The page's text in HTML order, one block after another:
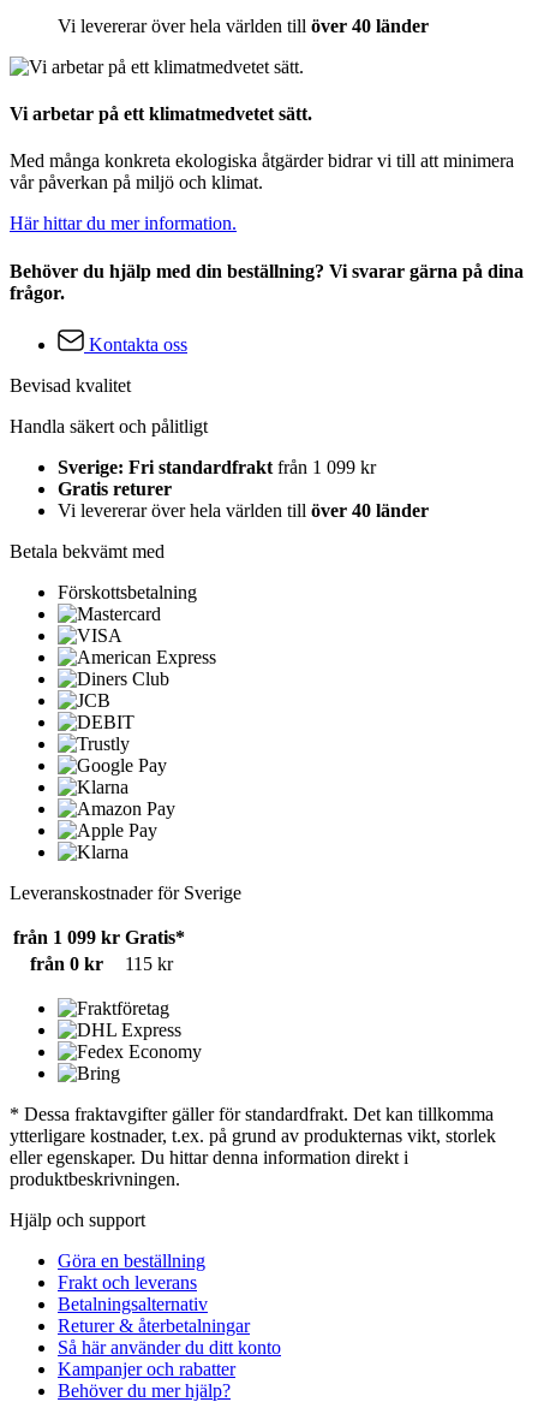
Vi levererar över hela världen till över 40 länder
Vi arbetar på ett klimatmedvetet sätt.
Med många konkreta ekologiska åtgärder bidrar vi till att minimera
vår påverkan på miljö och klimat.
Här hittar du mer information.
Behöver du hjälp med din beställning? Vi svarar gärna på dina
frågor.
Kontakta oss
Bevisad kvalitet
Handla säkert och pålitligt
Sverige: Fri standardfrakt från 1 099 kr
Gratis returer
Vi levererar över hela världen till över 40 länder
Betala bekvämt med
Förskottsbetalning
Leveranskostnader för Sverige
från 1 099 kr Gratis*
från 0 kr
115 kr
* Dessa fraktavgifter gäller för standardfrakt. Det kan tillkomma
ytterligare kostnader, t.ex. på grund av produkternas vikt, storlek
eller egenskaper. Du hittar denna information direkt i
produktbeskrivningen.
Hjälp och support
Göra en beställning
Frakt och leverans
Betalningsalternativ
Returer & återbetalningar
Så här använder du ditt konto
Kampanjer och rabatter
Behöver du mer hjälp?